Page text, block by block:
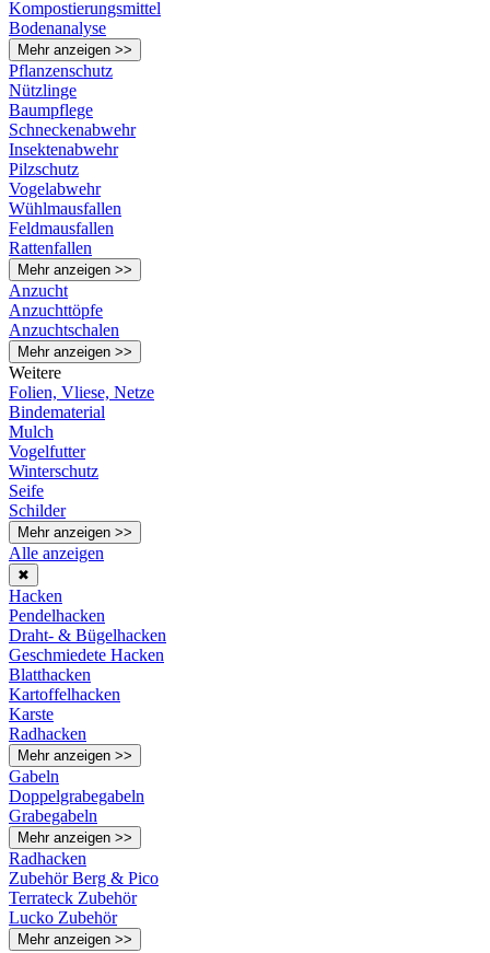
Kompostierungsmittel
Bodenanalyse
Mehr anzeigen >>
Pflanzenschutz
Nützlinge
Baumpflege
Schneckenabwehr
Insektenabwehr
Pilzschutz
Vogelabwehr
Wühlmausfallen
Feldmausfallen
Rattenfallen
Mehr anzeigen >>
Anzucht
Anzuchttöpfe
Anzuchtschalen
Mehr anzeigen >>
Weitere
Folien, Vliese, Netze
Bindematerial
Mulch
Vogelfutter
Winterschutz
Seife
Schilder
Mehr anzeigen >>
Alle anzeigen
✖
Hacken
Pendelhacken
Draht- & Bügelhacken
Geschmiedete Hacken
Blatthacken
Kartoffelhacken
Karste
Radhacken
Mehr anzeigen >>
Gabeln
Doppelgrabegabeln
Grabegabeln
Mehr anzeigen >>
Radhacken
Zubehör Berg & Pico
Terrateck Zubehör
Lucko Zubehör
Mehr anzeigen >>